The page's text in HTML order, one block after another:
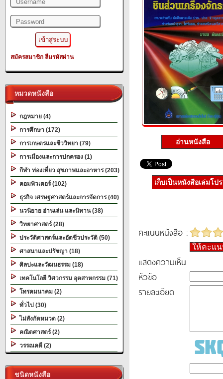
สมัครสมาชิก ลืมรหัสผ่าน
หมวดหนังสือ
กฎหมาย (4)
การศึกษา (172)
การเกษตรและชีววิทยา (79)
การเมืองและการปกครอง (1)
กีฬา ท่องเที่ยว สุขภาพและอาหาร (203)
คอมพิวเตอร์ (102)
ธุรกิจ เศรษฐศาสตร์และการจัดการ (40)
นวนิยาย อ่านเล่น และนิทาน (38)
วิทยาศาสตร์ (28)
ประวัติศาสตร์และอัตชีวประวัติ (50)
ศาสนาและปรัชญา (18)
ศิลปะและวัฒนธรรม (18)
เทคโนโลยี วิศวกรรม อุตสาหกรรม (71)
โทรคมนาคม (2)
ทั่วไป (30)
ไม่สังกัดหมวด (2)
คณิตศาสตร์ (2)
วรรณคดี (2)
ชนิดหนังสือ
อ่านหนังสือ
เก็บเป็นหนังสือเล่มโป
คะแนนหนังสือ :
ให้คะแ
แสดงความเห็น
หัวข้อ
รายละเอียด